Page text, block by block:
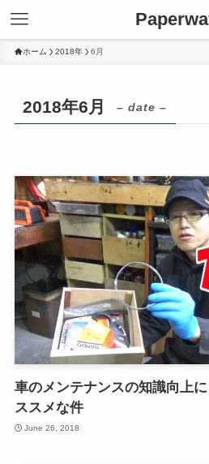
ホーム 2018年 6月
2018年6月 – date –
車のメンテナンスの知識向上
ススメな件
June 26, 2018